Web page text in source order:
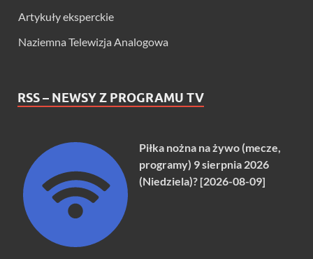
Artykuły eksperckie
Naziemna Telewizja Analogowa
RSS – NEWSY Z PROGRAMU TV
Piłka nożna na żywo (mecze,
programy) 9 sierpnia 2026
(Niedziela)? [2026-08-09]